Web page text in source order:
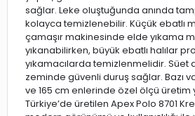
sağlar. Leke oluştuğunda anında
kolayca temizlenebilir. Küçük ebatlı
çamaşır makinesinde elde yıkama
yıkanabilirken, büyük ebatlı halılar
yıkamacılarda temizlenmelidir. Süet
zeminde güvenli duruş sağlar. Bazı
ve 165 cm enlerinde özel ölçü üretim
Türkiye’de üretilen Apex Polo 8701